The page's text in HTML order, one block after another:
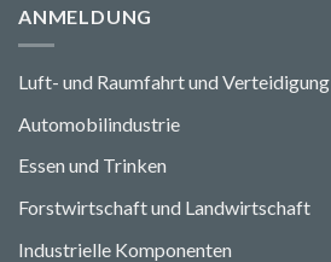
ANMELDUNG
Luft- und Raumfahrt und Verteidigung
Automobilindustrie
Essen und Trinken
Forstwirtschaft und Landwirtschaft
Industrielle Komponenten